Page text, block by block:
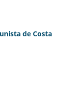
de Costa